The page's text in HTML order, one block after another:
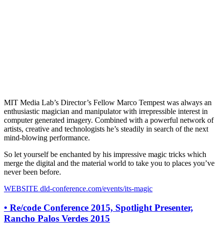
MIT Media Lab’s Director’s Fellow Marco Tempest was always an
enthusiastic magician and manipulator with irrepressible interest in
computer generated imagery. Combined with a powerful network of
artists, creative and technologists he’s steadily in search of the next
mind-blowing performance.
So let yourself be enchanted by his impressive magic tricks which
merge the digital and the material world to take you to places you’ve
never been before.
WEBSITE dld-conference.com/events/its-magic
• Re/code Conference 2015, Spotlight Presenter,
Rancho Palos Verdes 2015